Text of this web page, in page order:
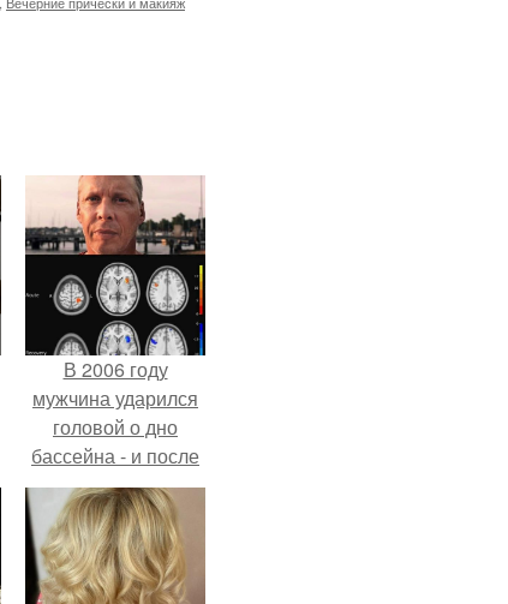
В 2006 году
мужчина ударился
головой о дно
бассейна - и после
этого его жизнь
изменилась самым
странным образом.